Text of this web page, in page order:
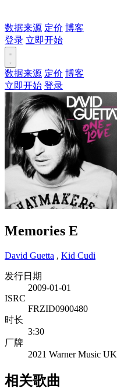
数据来源 定价 博客
登录 立即开始
数据来源 定价 博客
立即开始 登录
Memories E
David Guetta , Kid Cudi
发行日期
2009-01-01
ISRC
FRZID0900480
时长
3:30
厂牌
2021 Warner Music UK
相关歌曲